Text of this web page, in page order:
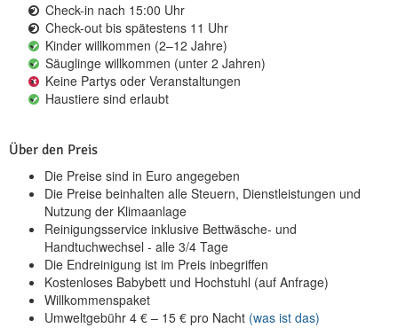
Check-in nach 15:00 Uhr
Check-out bis spätestens 11 Uhr
Kinder willkommen (2–12 Jahre)
Säuglinge willkommen (unter 2 Jahren)
Keine Partys oder Veranstaltungen
Haustiere sind erlaubt
Über den Preis
Die Preise sind in Euro angegeben
Die Preise beinhalten alle Steuern, Dienstleistungen und
Nutzung der Klimaanlage
Reinigungsservice inklusive Bettwäsche- und
Handtuchwechsel - alle 3/4 Tage
Die Endreinigung ist im Preis inbegriffen
Kostenloses Babybett und Hochstuhl (auf Anfrage)
Willkommenspaket
Umweltgebühr 4 € – 15 € pro Nacht (was ist das)